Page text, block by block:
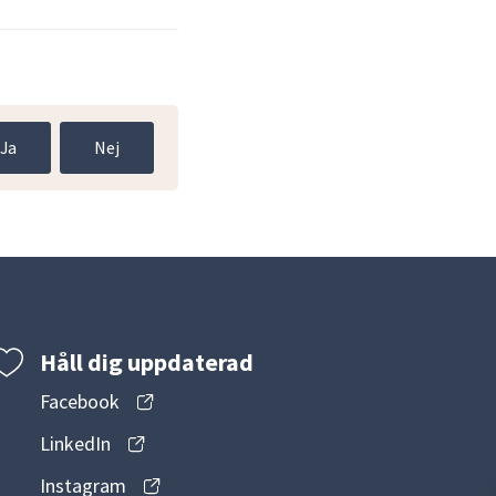
Ja Nej
Håll dig uppdaterad
Facebook
LinkedIn
Instagram